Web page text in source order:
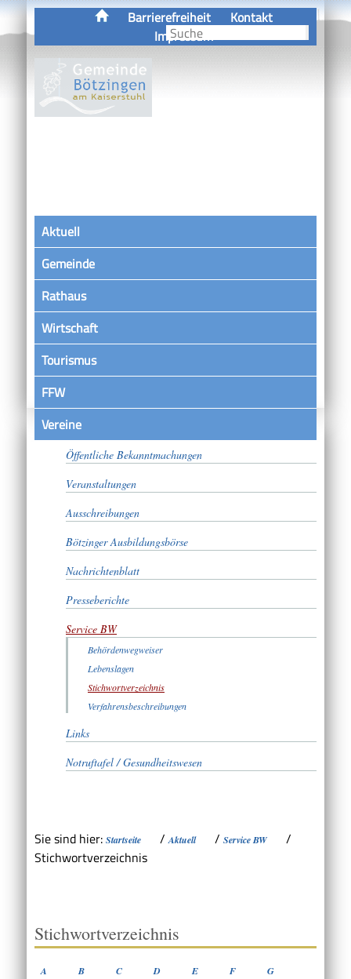
Barrierefreiheit
Kontakt
Impressum
Aktuell
Gemeinde
Rathaus
Wirtschaft
Tourismus
FFW
VereineSatzungen
Öffentliche Bekanntmachungen
Veranstaltungen
Ausschreibungen
Bötzinger Ausbildungsbörse
Nachrichtenblatt
Presseberichte
Service BW
Behördenwegweiser
Lebenslagen
Stichwortverzeichnis
Verfahrensbeschreibungen
Links
Notruftafel / Gesundheitswesen
Sie sind hier: Startseite /Aktuell / Service BW
/
Stichwortverzeichnis
Stichwortverzeichnis
A B C D E F
G